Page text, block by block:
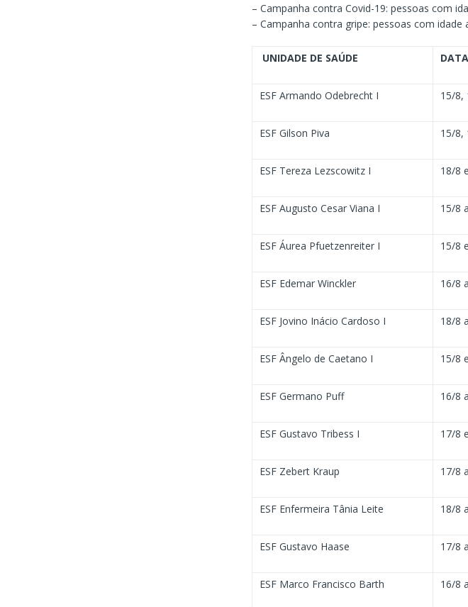
– Campanha contra Covid-19: pessoas com
– Campanha contra gripe: pessoas com idade
UNIDADE DE SAÚDE
ESF Armando Odebrecht I 15/8,
ESF Gilson Piva 15/8,
ESF Tereza Lezscowitz I 18/8
ESF Augusto Cesar Viana I 15/8
ESF Áurea Pfuetzenreiter I 15/8
ESF Edemar Winckler 16/8
ESF Jovino Inácio Cardoso I 18/8
ESF Ângelo de Caetano I 15/8
ESF Germano Puff 16/8
ESF Gustavo Tribess I 17/8
ESF Zebert Kraup 17/8
ESF Enfermeira Tânia Leite 18/8
ESF Gustavo Haase 17/8
ESF Marco Francisco Barth 16/8